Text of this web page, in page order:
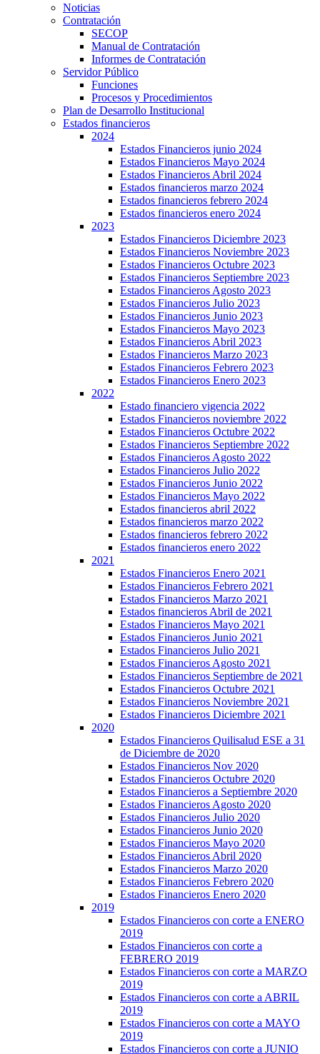
Noticias
Contratación
SECOP
Manual de Contratación
Informes de Contratación
Servidor Público
Funciones
Procesos y Procedimientos
Plan de Desarrollo Institucional
Estados financieros
2024
Estados Financieros junio 2024
Estados Financieros Mayo 2024
Estados Financieros Abril 2024
Estados financieros marzo 2024
Estados financieros febrero 2024
Estados financieros enero 2024
2023
Estados Financieros Diciembre 2023
Estados Financieros Noviembre 2023
Estados Financieros Octubre 2023
Estados Financieros Septiembre 2023
Estados Financieros Agosto 2023
Estados Financieros Julio 2023
Estados Financieros Junio 2023
Estados Financieros Mayo 2023
Estados Financieros Abril 2023
Estados Financieros Marzo 2023
Estados Financieros Febrero 2023
Estados Financieros Enero 2023
2022
Estado financiero vigencia 2022
Estados Financieros noviembre 2022
Estados Financieros Octubre 2022
Estados Financieros Septiembre 2022
Estados Financieros Agosto 2022
Estados Financieros Julio 2022
Estados Financieros Junio 2022
Estados Financieros Mayo 2022
Estados financieros abril 2022
Estados financieros marzo 2022
Estados financieros febrero 2022
Estados financieros enero 2022
2021
Estados Financieros Enero 2021
Estados Financieros Febrero 2021
Estados Financieros Marzo 2021
Estados financieros Abril de 2021
Estados Financieros Mayo 2021
Estados Financieros Junio 2021
Estados Financieros Julio 2021
Estados Financieros Agosto 2021
Estados Financieros Septiembre de 2021
Estados Financieros Octubre 2021
Estados Financieros Noviembre 2021
Estados Financieros Diciembre 2021
2020
Estados Financieros Quilisalud ESE a 31
de Diciembre de 2020
Estados Financieros Nov 2020
Estados Financieros Octubre 2020
Estados Financieros a Septiembre 2020
Estados Financieros Agosto 2020
Estados Financieros Julio 2020
Estados Financieros Junio 2020
Estados Financieros Mayo 2020
Estados Financieros Abril 2020
Estados Financieros Marzo 2020
Estados Financieros Febrero 2020
Estados Financieros Enero 2020
2019
Estados Financieros con corte a ENERO
2019
Estados Financieros con corte a
FEBRERO 2019
Estados Financieros con corte a MARZO
2019
Estados Financieros con corte a ABRIL
2019
Estados Financieros con corte a MAYO
2019
Estados Financieros con corte a JUNIO